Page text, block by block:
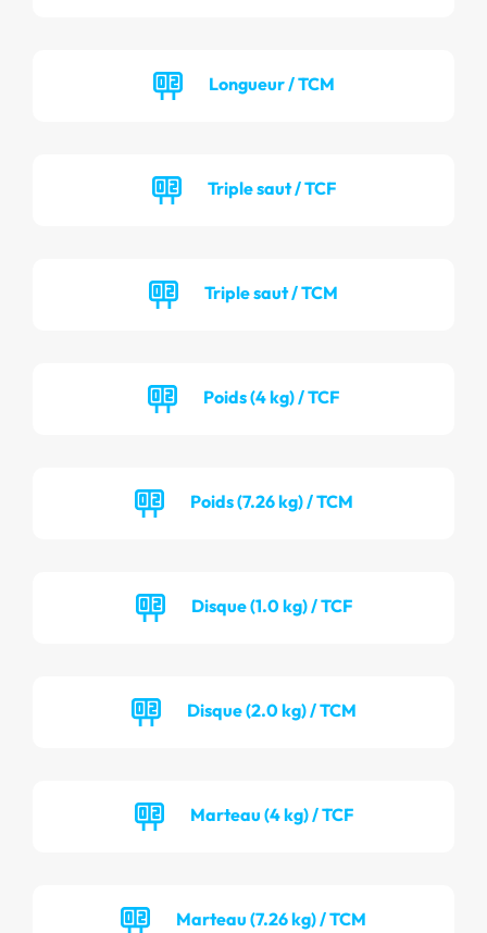
Longueur / TCM
Triple saut / TCF
Triple saut / TCM
Poids (4 kg) / TCF
Poids (7.26 kg) / TCM
Disque (1.0 kg) / TCF
Disque (2.0 kg) / TCM
Marteau (4 kg) / TCF
Marteau (7.26 kg) / TCM